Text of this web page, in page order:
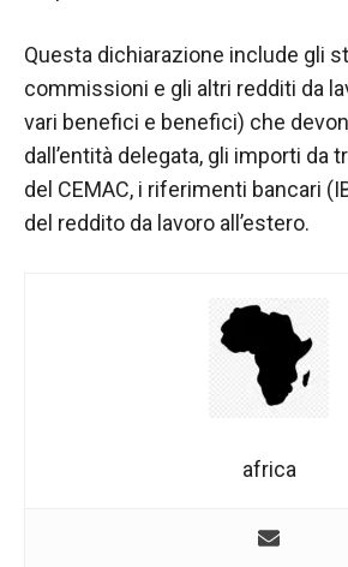
Questa dichiarazione include gli
commissioni e gli altri redditi da
vari benefici e benefici) che
dall’entità delegata, gli importi da
del CEMAC, i riferimenti bancari
del reddito da lavoro all’estero.
africa